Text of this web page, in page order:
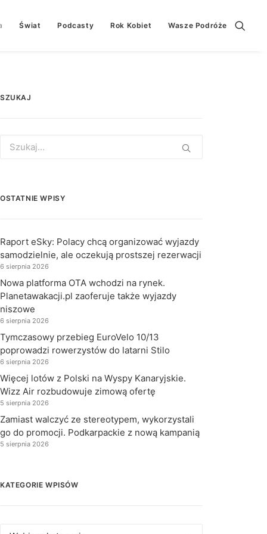
Świat Podcasty Rok Kobiet Wasze Podróże
SZUKAJ
for:
OSTATNIE WPISY
Raport eSky: Polacy chcą organizować wyjazdy
samodzielnie, ale oczekują prostszej rezerwacji
6 sierpnia 2026
Nowa platforma OTA wchodzi na rynek.
Planetawakacji.pl zaoferuje także wyjazdy
niszowe
6 sierpnia 2026
Tymczasowy przebieg EuroVelo 10/13
poprowadzi rowerzystów do latarni Stilo
6 sierpnia 2026
Więcej lotów z Polski na Wyspy Kanaryjskie.
Wizz Air rozbudowuje zimową ofertę
5 sierpnia 2026
Zamiast walczyć ze stereotypem, wykorzystali
go do promocji. Podkarpackie z nową kampanią
5 sierpnia 2026
KATEGORIE WPISÓW
Kategorie